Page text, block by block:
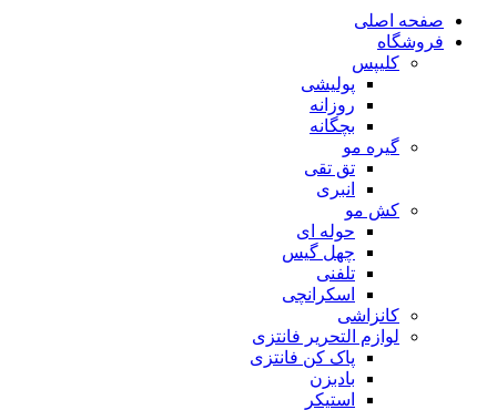
صفحه اصلی
فروشگاه
کلیپس
پولیشی
روزانه
بچگانه
گیره مو
تق تقی
انبری
کش مو
حوله ای
چهل گیس
تلفنی
اسکرانچی
کانزاشی
لوازم التحریر فانتزی
پاک کن فانتزی
بادبزن
استیکر